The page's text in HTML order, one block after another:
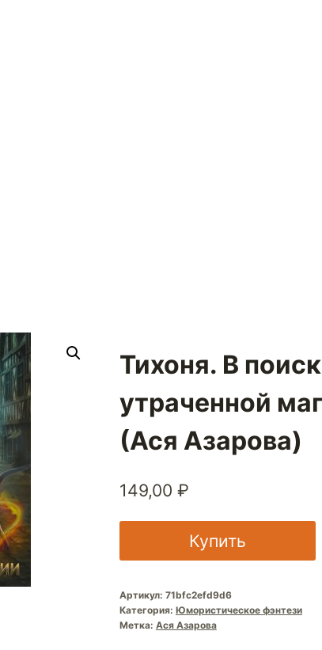
Тихоня. В
утраченной
(Ася Азарова)
149,00 ₽
Купить
Артикул: 71bfc2efd9d6
Категория: Юмористическое фэнтези
Метка: Ася Азарова